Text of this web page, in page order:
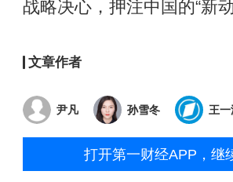
战略决心，押注中国的“新动
文章作者
尹凡 孙雪冬 王一
打开第一财经APP，继